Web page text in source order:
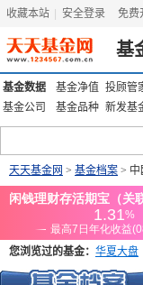
收藏本站 安全登录 免费
基
基金数据 基金净值 投顾管
基金公司
基金品种 新发基
天天基金网 > 基金档案 > 中
您浏览过的基金： 华夏大盘
添富优势 华安宏利 上证180